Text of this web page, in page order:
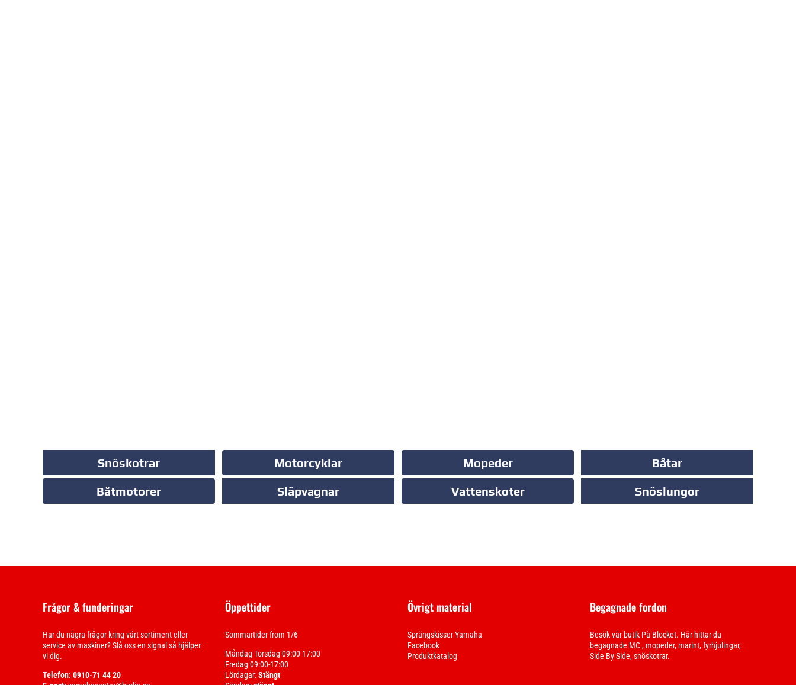
Snöskotrar Motorcyklar Mopeder Båtar
Båtmotorer Släpvagnar Vattenskoter Snöslungor
Frågor & funderingar
Har du några frågor kring vårt sortiment eller
service av maskiner? Slå oss en signal så hjälper
vi dig.
Telefon: 0910-71 44 20
Öppettider
Sommartider from 1/6
Måndag-Torsdag 09:00-17:00
Fredag 09:00-17:00
Lördagar:Stängt
Övrigt material
Sprängskisser Yamaha
Facebook
Produktkatalog
Begagnade fordon
Besök vår butik På Blocket. Här hittar du
begagnade MC , mopeder, marint, fyrhjulingar,
Side By Side, snöskotrar.